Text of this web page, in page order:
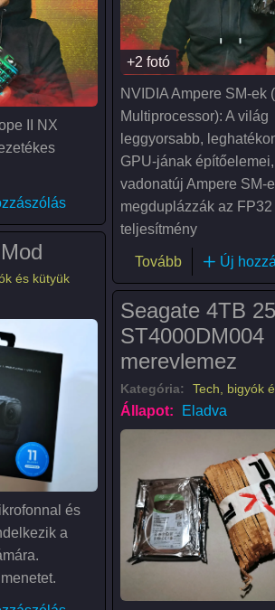
II NX
Strix Scope II NX Snow)
+2 fotó
NVIDIA Ampere SM-ek
Multiprocessor): A világ
leggyorsabb,
GPU-jának
vadonatúj Ampere SM-
megduplázzák az FP32
teljesítmény
Tovább(ASUSÚj
és kütyük
és
a
Seagate 4TB
ST4000DM004
merevlemez
Kategória: Tech, bigyók
Állapot: Eladva